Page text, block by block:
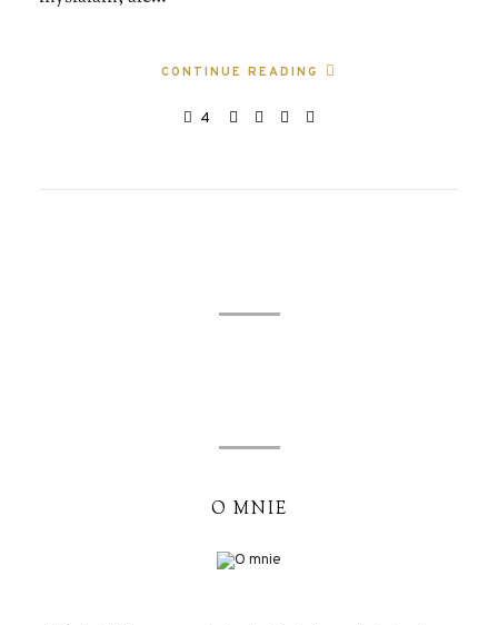
CONTINUE READING
4
O MNIE